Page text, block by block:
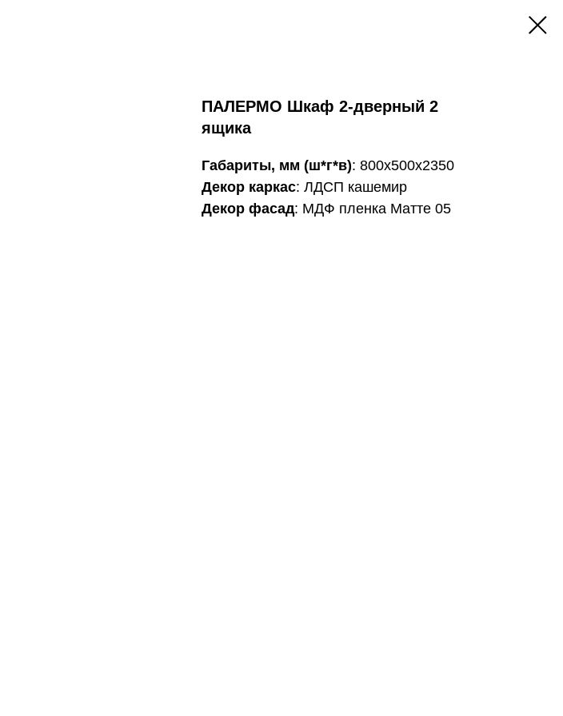
ПАЛЕРМО Шкаф 2-дверный 2
ящика
Габариты, мм (ш*г*в): 800х500х2350
Декор каркас: ЛДСП кашемир
Декор фасад: МДФ пленка Матте 05